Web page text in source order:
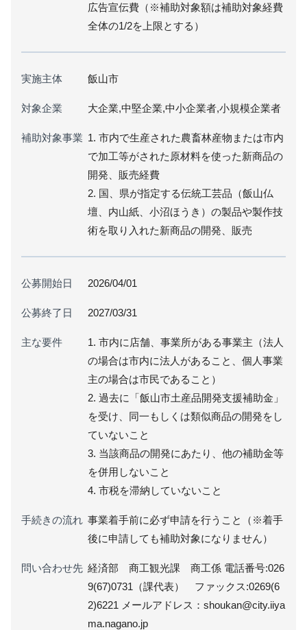
広告宣伝費（※補助対象額は補助対象経費
全体の1/2を上限とする）
実施主体 飯山市
対象企業 大企業,中堅企業,中小企業者,小規模企業者
補助対象事業 1. 市内で生産された農畜林産物または市内
で加工等がされた原材料を使った新商品の
開発、販売経費
2. 国、県が指定する伝統工芸品（飯山仏
壇、内山紙、小沼ほうき）の製品や製作技
術を取り入れた新商品の開発、販売
公募開始日 2026/04/01
公募終了日 2027/03/31
主な要件
1. 市内に店舗、事業所がある事業主（法人
の場合は市内に法人があること、個人事業
主の場合は市民であること）
2. 過去に「飯山市土産品開発支援補助金」
を受け、同一もしくは類似商品の開発をし
ていないこと
3. 当該商品の開発にあたり、他の補助金等
を併用しないこと
4. 市税を滞納していないこと
手続きの流れ 事業着手前に必ず申請を行うこと（※着手
後に申請しても補助対象になりません）
問い合わせ先 経済部 商工観光課 商工係 電話番号:026
9(67)0731（課代表） ファックス:0269(6
2)6221 メールアドレス：shoukan@city.iiya
ma.nagano.jp